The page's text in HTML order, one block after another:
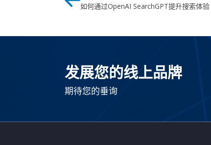
如何通过OpenAI SearchGPT提升搜索体验
发展您的线上品牌
期待您的垂询